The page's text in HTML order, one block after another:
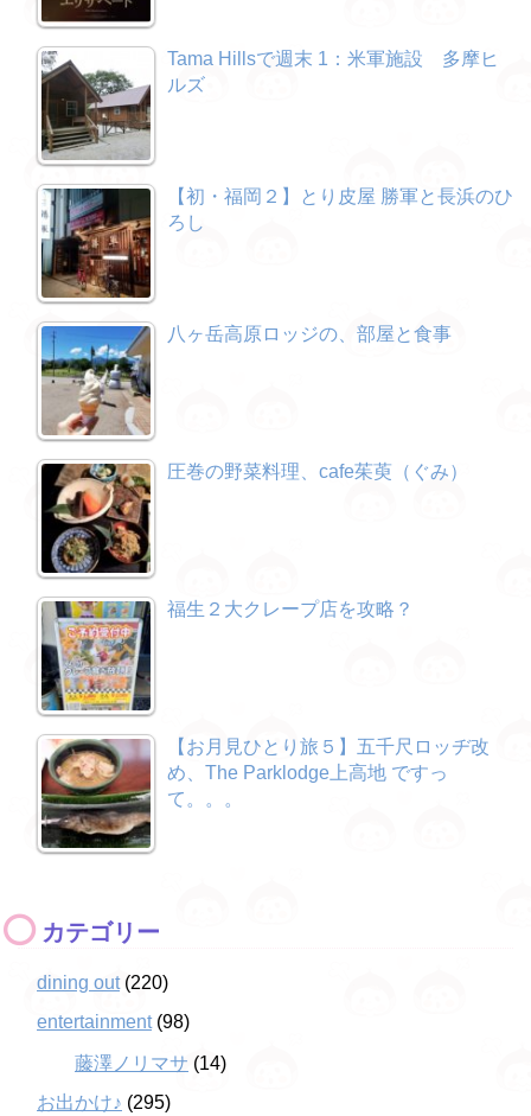
Tama Hillsで週末 1：米軍施設 多摩ヒ
ルズ
【初・福岡２】とり皮屋 勝軍と長浜のひ
ろし
八ヶ岳高原ロッジの、部屋と食事
圧巻の野菜料理、cafe茱萸（ぐみ）
福生２大クレープ店を攻略？
【お月見ひとり旅５】五千尺ロッヂ改
め、The Parklodge上高地 ですっ
て。。。
カテゴリー
dining out(220)
entertainment(98)
藤澤ノリマサ (14)
お出かけ♪ (295)